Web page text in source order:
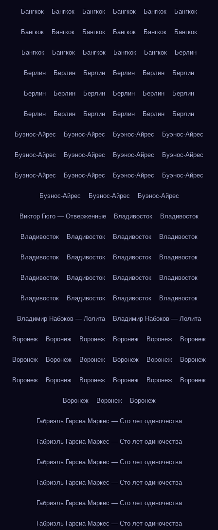
Бангкок Бангкок Бангкок Бангкок Бангкок Бангкок
Бангкок Бангкок Бангкок Бангкок Бангкок Бангкок
Бангкок Бангкок Бангкок Бангкок Бангкок Берлин
Берлин Берлин Берлин Берлин Берлин Берлин
Берлин Берлин Берлин Берлин Берлин Берлин
Берлин Берлин Берлин Берлин Берлин Берлин
Буэнос-Айрес Буэнос-Айрес Буэнос-Айрес Буэнос-Айрес
Буэнос-Айрес Буэнос-Айрес Буэнос-Айрес Буэнос-Айрес
Буэнос-Айрес Буэнос-Айрес Буэнос-Айрес Буэнос-Айрес
Буэнос-Айрес Буэнос-Айрес Буэнос-Айрес
Виктор Гюго — Отверженные Владивосток Владивосток
Владивосток Владивосток Владивосток Владивосток
Владивосток Владивосток Владивосток Владивосток
Владивосток Владивосток Владивосток Владивосток
Владивосток Владивосток Владивосток Владивосток
Владимир Набоков — Лолита Владимир Набоков — Лолита
Воронеж Воронеж Воронеж Воронеж Воронеж Воронеж
Воронеж Воронеж Воронеж Воронеж Воронеж Воронеж
Воронеж Воронеж Воронеж Воронеж Воронеж Воронеж
Воронеж Воронеж Воронеж
Габриэль Гарсиа Маркес — Сто лет одиночества
Габриэль Гарсиа Маркес — Сто лет одиночества
Габриэль Гарсиа Маркес — Сто лет одиночества
Габриэль Гарсиа Маркес — Сто лет одиночества
Габриэль Гарсиа Маркес — Сто лет одиночества
Габриэль Гарсиа Маркес — Сто лет одиночества